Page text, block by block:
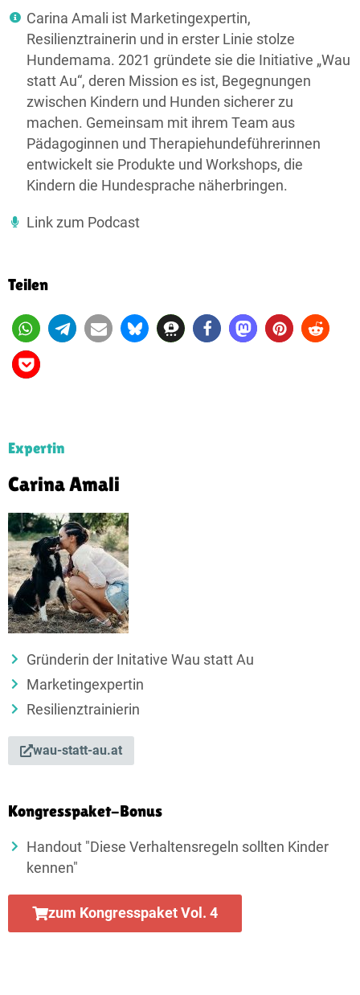
Carina Amali ist Marketingexpertin,
Resilienztrainerin und in erster Linie stolze
Hundemama. 2021 gründete sie die Initiative „Wau
statt Au“, deren Mission es ist, Begegnungen
zwischen Kindern und Hunden sicherer zu
machen. Gemeinsam mit ihrem Team aus
Pädagoginnen und Therapiehundeführerinnen
entwickelt sie Produkte und Workshops, die
Kindern die Hundesprache näherbringen.
Link zum Podcast
Teilen
Expertin
Carina Amali
Gründerin der Initative Wau statt Au
Marketingexpertin
Resilienztrainierin
wau-statt-au.at
Kongresspaket-Bonus
Handout "Diese Verhaltensregeln sollten Kinder
kennen"
zum Kongresspaket Vol. 4